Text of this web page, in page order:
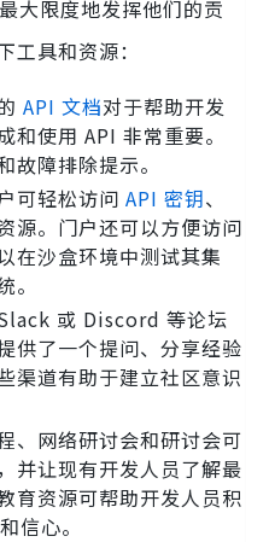
大限度地发挥他们的贡
工具和资源：
API 文档对于帮助开发
和使用 API 非常重要。
故障排除提示。
可轻松访问 API 密钥、
源。门户还可以方便访问
在沙盒环境中测试其集
或 Discord 等论坛
供了一个提问、分享经验
渠道有助于建立社区意识
、网络研讨会和研讨会可
并让现有开发人员了解最
育资源可帮助开发人员积
信心。